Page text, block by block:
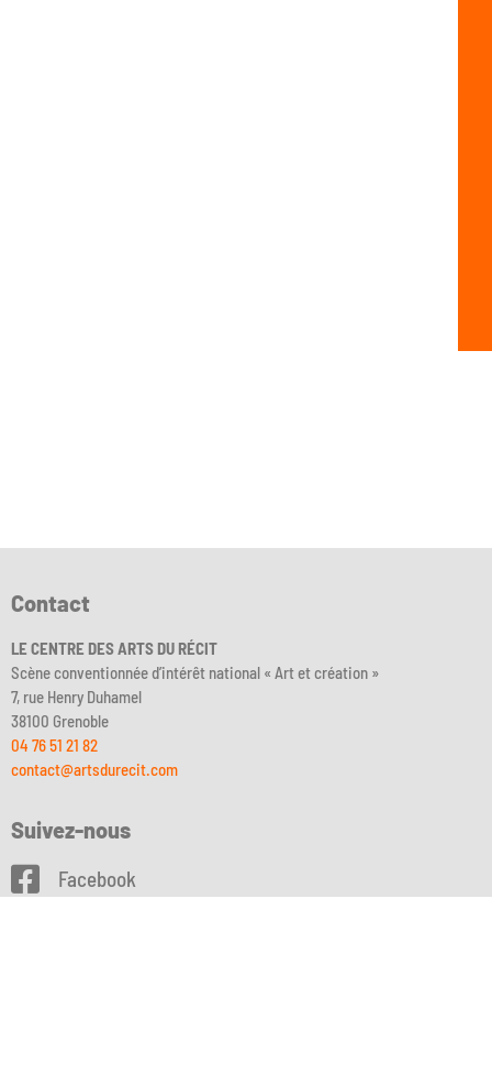
Contact
LE CENTRE DES ARTS DU RÉCIT
Scène conventionnée d’intérêt national « Art et création »
7, rue Henry Duhamel
38100 Grenoble
04 76 51 21 82
contact@artsdurecit.com
Suivez-nous
Facebook